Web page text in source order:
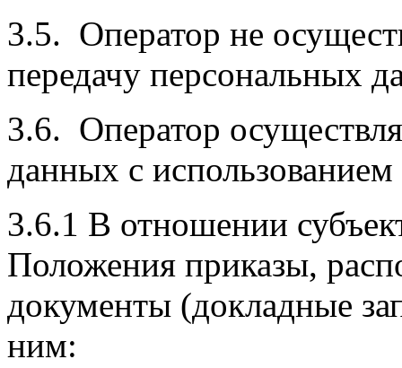
3.5. Оператор не
передачу персональных
3.6. Оператор
данных с использованием
3.6.1 В отношении
Положения приказы,
документы (докладные
ним: